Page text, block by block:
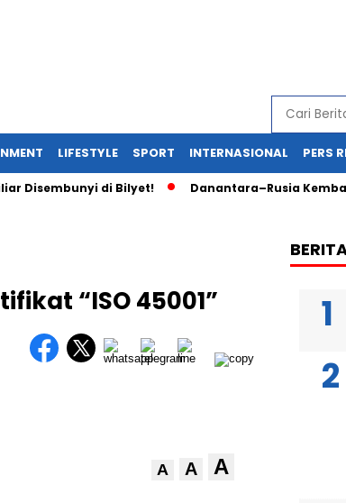
LIFESTYLE SPORT INTERNASIONAL PERS
Disembunyi di Bilyet! Danantara–Rusia
“ISO 45001”
A A A